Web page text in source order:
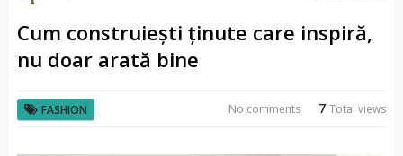
Cum construiești ținute care inspiră,
nu doar arată bine
FASHION 7Total views
No comments